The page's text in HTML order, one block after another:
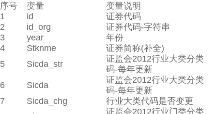
序号 变量
变量说明
1
id
证券代码
2
id_org
证券代码-字符串
3
year
年份
4
Stknme
证券简称(补全)
5
Sicda_str
证监会2012行业大类分类
码-每年更新
6
Sicda
证监会2012行业大类分类
码-每年更新
7
Sicda_chg
行业大类代码是否变更
证监会2012行业门类分类